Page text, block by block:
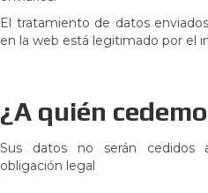
El tratamiento de datos
en la web está legitimado por el
¿A quién
Sus datos no serán cedidos
obligación legal